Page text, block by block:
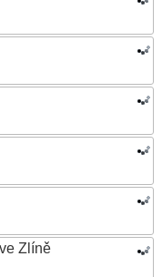
Zlíně